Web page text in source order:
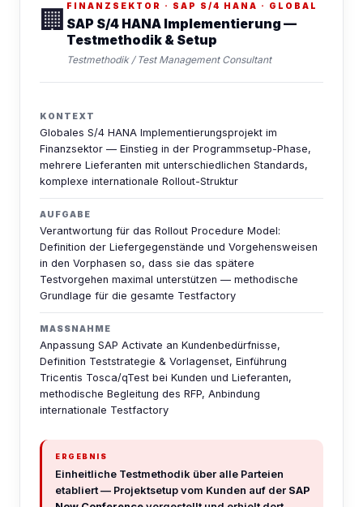
🏢 FINANZSEKTOR · SAP S/4 HANA · GLOBAL
SAP S/4 HANA Implementierung —
Testmethodik & Setup
Testmethodik / Test Management Consultant
KONTEXT
Globales S/4 HANA Implementierungsprojekt im
Finanzsektor — Einstieg in der Programmsetup-Phase,
mehrere Lieferanten mit unterschiedlichen Standards,
komplexe internationale Rollout-Struktur
AUFGABE
Verantwortung für das Rollout Procedure Model:
Definition der Liefergegenstände und Vorgehensweisen
in den Vorphasen so, dass sie das spätere
Testvorgehen maximal unterstützen — methodische
Grundlage für die gesamte Testfactory
MASSNAHME
Anpassung SAP Activate an Kundenbedürfnisse,
Definition Teststrategie & Vorlagenset, Einführung
Tricentis Tosca/qTest bei Kunden und Lieferanten,
methodische Begleitung des RFP, Anbindung
internationale Testfactory
ERGEBNIS
Einheitliche Testmethodik über alle Parteien
etabliert — Projektsetup vom Kunden auf der SAP